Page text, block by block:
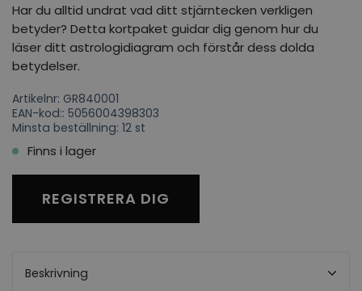
Har du alltid undrat vad ditt stjärntecken verkligen
betyder? Detta kortpaket guidar dig genom hur du
läser ditt astrologidiagram och förstår dess dolda
betydelser.
Artikelnr: GR840001
EAN-kod:: 5056004398303
Minsta beställning: 12 st
Finns i lager
REGISTRERA DIG
Beskrivning